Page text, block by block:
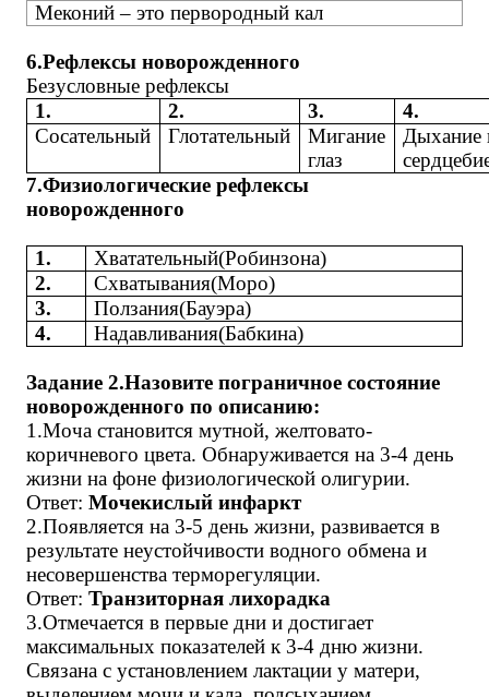
Меконий – это первородный кал
6.Рефлексы новорожденного
Безусловные рефлексы
1.
2. 3.
4.
Сосательный
Глотательный
Мигание
глаз
Дыхание
7.Физиологические рефлексы
новорожденного
1.
Хватательный(Робинзона)
2.
Схватывания(Моро)
3.
Ползания(Бауэра)
4.
Надавливания(Бабкина)
Задание 2.Назовите пограничное состояние
новорожденного по описанию:
1.Моча становится мутной, желтовато-
коричневого цвета. Обнаруживается на 3-4 день
жизни на фоне физиологической олигурии.
Ответ: Мочекислый инфаркт
2.Появляется на 3-5 день жизни, развивается в
результате неустойчивости водного обмена и
несовершенства терморегуляции.
Ответ: Транзиторная лихорадка
3.Отмечается в первые дни и достигает
максимальных показателей к 3-4 дню жизни.
Связана с установлением лактации у матери,